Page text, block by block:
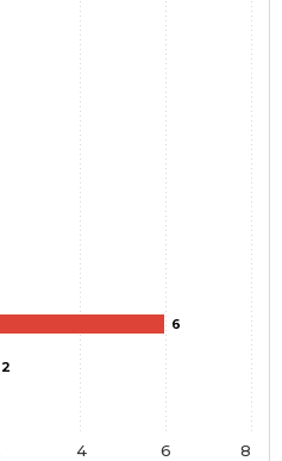
6
2
4 6 8